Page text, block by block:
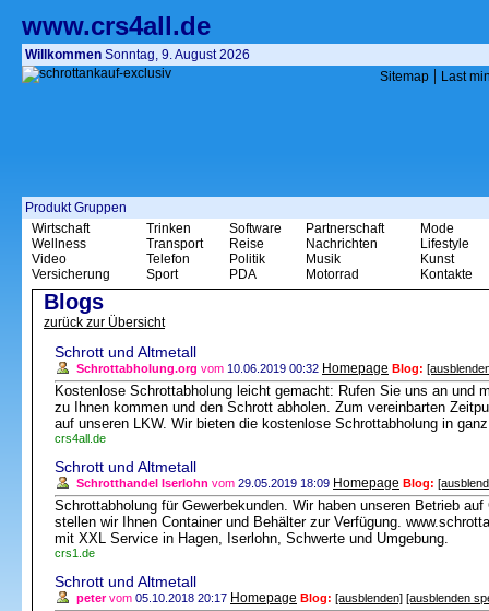
www.crs4all.de
Willkommen Sonntag, 9. August 2026
Sitemap | Last
Produkt Gruppen
Wirtschaft
Wellness
Video
Versicherung
Trinken
Transport
Telefon
Sport
Software
Reise
Politik
PDA
Partnerschaft
Nachrichten
Musik
Motorrad
Mode
Lifestyle
Kunst
Kontakte
Blogs
zurück zur Übersicht
Schrott und Altmetall
Schrottabholung.org vom 10.06.2019 00:32 Homepage Blog:
Kostenlose Schrottabholung leicht gemacht: Rufen Sie uns an und
zu Ihnen kommen und den Schrott abholen. Zum vereinbarten
auf unseren LKW. Wir bieten die kostenlose Schrottabholung in
crs4all.de
Schrott und Altmetall
Schrotthandel Iserlohn vom 29.05.2019 18:09 Homepage Blog:
Schrottabholung für Gewerbekunden. Wir haben unseren Betrieb
stellen wir Ihnen Container und Behälter zur Verfügung.
mit XXL Service in Hagen, Iserlohn, Schwerte und Umgebung.
crs1.de
Schrott und Altmetall
petervom 05.10.2018 20:17 Homepage Blog: [ausblenden] [ausblenden